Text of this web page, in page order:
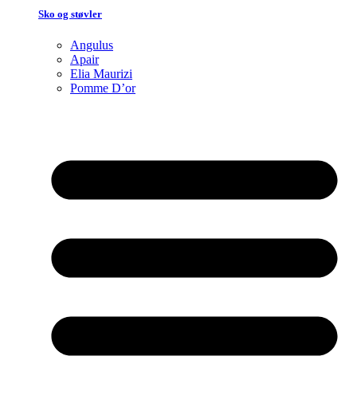
Sko og støvler
Angulus
Apair
Elia Maurizi
Pomme D’or